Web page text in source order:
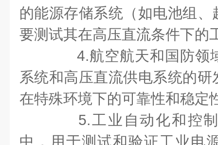
的能源存储系统（如电池组
要测试其在高压直流条件下的
4.航空航天和国防领
系统和高压直流供电系统的
在特殊环境下的可靠性和稳定
5.工业自动化和控制
中，用于测试和验证工业电